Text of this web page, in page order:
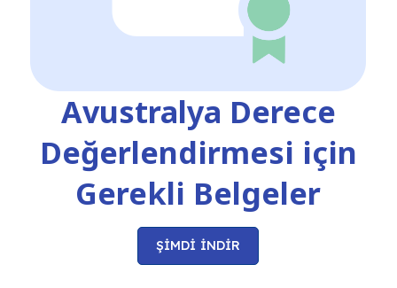
Avustralya Derece
Değerlendirmesi için
Gerekli Belgeler
ŞİMDİ İNDİR